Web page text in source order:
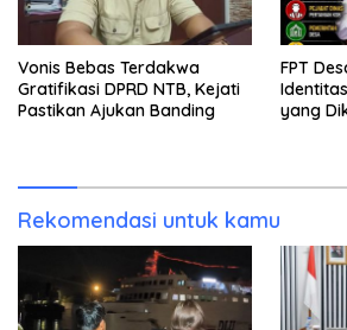
Vonis Bebas Terdakwa
Gratifikasi DPRD NTB, Kejati
Pastikan Ajukan Banding
FPT
yang
Rekomendasi untuk kamu